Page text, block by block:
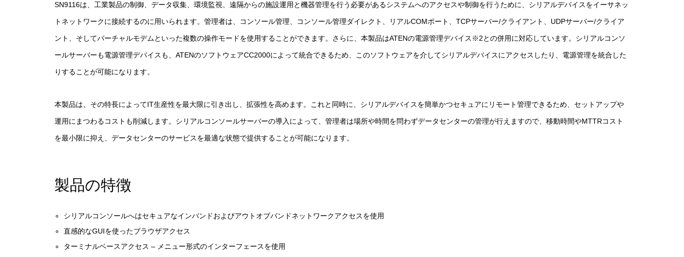
SN9116は、工業製品の制御、データ収集、環境監視、遠隔からの施設運用と機器管理を行う必要があるシステムへのアクセスや制御を行うために、シリアルデバイスをイーサネッ
トネットワークに接続するのに用いられます。管理者は、コンソール管理、コンソール管理ダイレクト、リアルCOMポート、TCPサーバー/クライアント、UDPサーバー/クライア
ント、そしてバーチャルモデムといった複数の操作モードを使用することができます。さらに、本製品はATENの電源管理デバイス※2との併用に対応しています。シリアルコンソ
ールサーバーも電源管理デバイスも、ATENのソフトウェアCC2000によって統合できるため、このソフトウェアを介してシリアルデバイスにアクセスしたり、電源管理を統合した
りすることが可能になります。
本製品は、その特長によってIT生産性を最大限に引き出し、拡張性を高めます。これと同時に、シリアルデバイスを簡単かつセキュアにリモート管理できるため、セットアップや
運用にまつわるコストも削減します。シリアルコンソールサーバーの導入によって、管理者は場所や時間を問わずデータセンターの管理が行えますので、移動時間やMTTRコスト
を最小限に抑え、データセンターのサービスを最適な状態で提供することが可能になります。
製品の特徴
シリアルコンソールへはセキュアなインバンドおよびアウトオブバンドネットワークアクセスを使用
直感的なGUIを使ったブラウザアクセス
ターミナルベースアクセス – メニュー形式のインターフェースを使用